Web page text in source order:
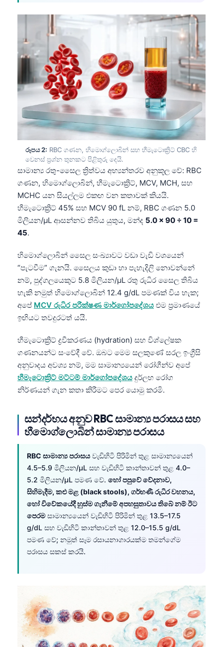
රූපය 2: RBC ගණන, හිමොග්ලොබින් සහ හීමැටොක්‍රිට් CBC හි
වෙනස් ප්‍රශ්න තුනකට පිළිතුරු දෙයි.
සාමාන්‍ය රතු-සෛල ත්‍රිත්වය අභ්‍යන්තරව අනුකූල වේ: RBC
ගණන, හිමොග්ලොබින්, හීමැටොක්‍රිට්, MCV, MCH, සහ
MCHC යන සියල්ලම එකඟ වන කතාවක් කියයි.
හීමැටොක්‍රිට් 45% සහ MCV 90 fL නම්, RBC ගණන 5.0
මිලියන/µL ආසන්නව තිබිය යුතුය, මන්ද 5.0 × 90 ÷ 10 =
45.
හිමොග්ලොබින් සෛල සංඛ්‍යාවට වඩා වැඩි වශයෙන්
“පැටවීම” ගැනයි. සෛලය කුඩා හා පැහැදිලි නොවන්නේ
නම්, පුද්ගලයෙකුට 5.8 මිලියන/µL රතු රුධිර සෛල තිබිය
හැකි නමුත් හිමොග්ලොබින් 12.4 g/dL පමණක් විය හැක;
අපේ MCV රුධිර පරීක්ෂණ මාර්ගෝපදේශය එම ප්‍රමාණයේ
ඉඟියට තවදුරටත් යයි.
හීමැටොක්‍රිට් ද්‍රවීකරණය (hydration) සහ විශ්ලේෂක
ගණනයන්ට සංවේදී වේ. ඔබට මෙම සලකුණේ සරල ඉංග්‍රීසි
අනුවාදය අවශ්‍ය නම්, මම සාමාන්‍යයෙන් රෝගීන්ව අපේ
හීමැටොක්‍රිට් මට්ටම් මාර්ගෝපදේශය දුර්ලභ රෝග
නිර්ණයන් ගැන කතා කිරීමට පෙර යොමු කරමි.
සන්දර්භය අනුව RBC සාමාන්‍ය පරාසය සහ
හීමොග්ලොබින් සාමාන්‍ය පරාසය
RBC සාමාන්‍ය පරාසය වැඩිහිටි පිරිමින් තුළ සාමාන්‍යයෙන්
4.5–5.9 මිලියන/µL සහ වැඩිහිටි කාන්තාවන් තුළ 4.0–
5.2 මිලියන/µL පමණ වේ. හෝ පපුවේ වේදනාව,
සිහිමැදීම, කළු මළ (black stools), ගර්භණී රුධිර වහනය,
හෝ විවේකයේදී හුස්ම ගැනීමේ අපහසුතාවය තිබේ නම් ඊට
පෙරම සාමාන්‍යයෙන් වැඩිහිටි පිරිමින් තුළ 13.5–17.5
g/dL සහ වැඩිහිටි කාන්තාවන් තුළ 12.0–15.5 g/dL
පමණ වේ; නමුත් සෑම රසායනාගාරයක්ම තමන්ගේම
පරාසය සකස් කරයි.